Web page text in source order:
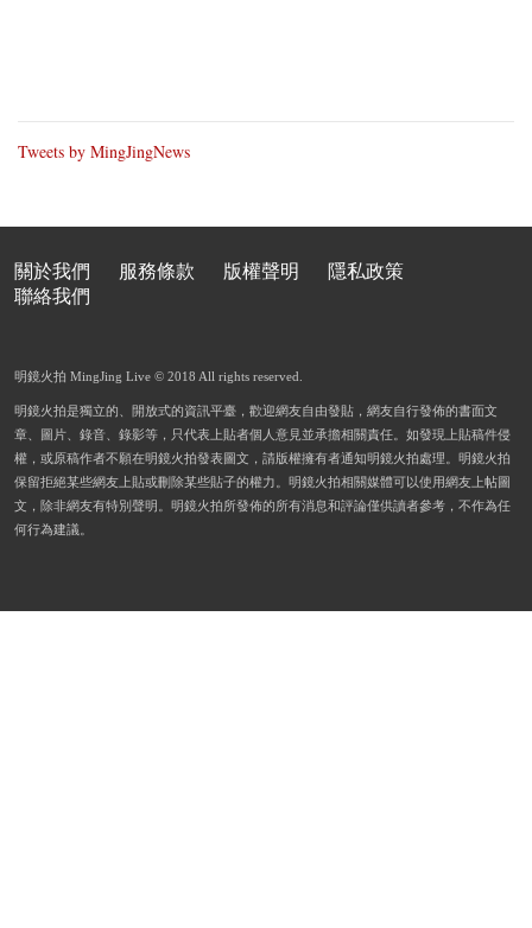
Tweets by MingJingNews
關於我們 服務條款 版權聲明
隱私政策
聯絡我們
明鏡火拍 MingJing Live © 2018 All rights reserved.
明鏡火拍是獨立的、開放式的資訊平臺，歡迎網友自由發貼，網友自行發佈的書面文
章、圖片、錄音、錄影等，只代表上貼者個人意見並承擔相關責任。如發現上貼稿件侵
權，或原稿作者不願在明鏡火拍發表圖文，請版權擁有者通知明鏡火拍處理。明鏡火拍
保留拒絕某些網友上貼或刪除某些貼子的權力。明鏡火拍相關媒體可以使用網友上帖圖
文，除非網友有特別聲明。明鏡火拍所發佈的所有消息和評論僅供讀者參考，不作為任
何行為建議。